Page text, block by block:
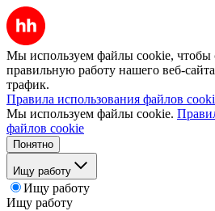
Мы используем файлы cookie, чтобы
правильную работу нашего веб-
трафик.
Правила использования файлов
Мы используем файлы cookie.
файлов cookie
Понятно
Ищу работу
Ищу работу
Ищу работу